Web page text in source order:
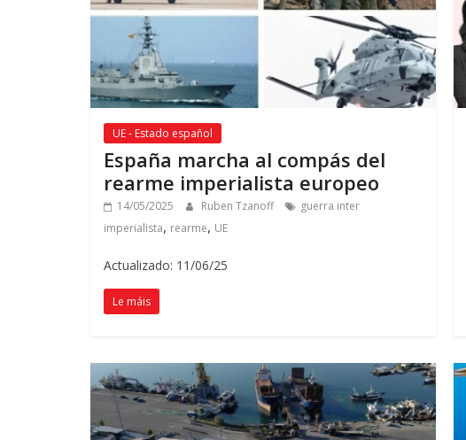
UE - Estado español
España marcha al compás del
rearme imperialista europeo
14/05/2025 Ruben Tzanoff
guerra inter
imperialista, rearme, UE
Actualizado: 11/06/25
Le máis